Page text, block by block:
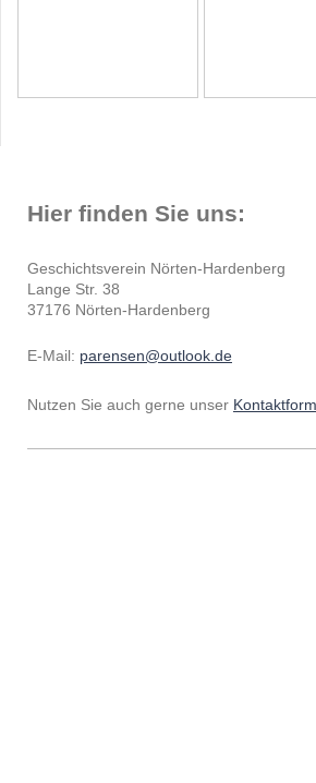
Hier finden Sie uns:
Geschichtsverein Nörten-Hardenberg
Lange Str. 38
37176 Nörten-Hardenberg
E-Mail: parensen@outlook.de
Nutzen Sie auch gerne unser